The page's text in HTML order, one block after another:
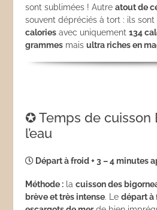
sont sublimées ! Autreatout de
souvent dépréciés à tort : ils sont
calories avec uniquement134
grammes maisultra riches en
✪ Temps de cuisson
l’eau
Départ à froid + 3 – 4 minutes
Méthode : lacuisson des
brève et très intense. Ledépart à